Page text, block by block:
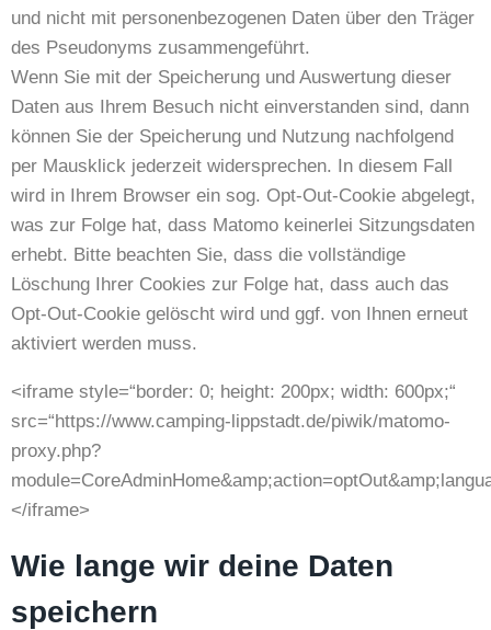
und nicht mit personenbezogenen Daten über den Träger
des Pseudonyms zusammengeführt.
Wenn Sie mit der Speicherung und Auswertung dieser
Daten aus Ihrem Besuch nicht einverstanden sind, dann
können Sie der Speicherung und Nutzung nachfolgend
per Mausklick jederzeit widersprechen. In diesem Fall
wird in Ihrem Browser ein sog. Opt-Out-Cookie abgelegt,
was zur Folge hat, dass Matomo keinerlei Sitzungsdaten
erhebt. Bitte beachten Sie, dass die vollständige
Löschung Ihrer Cookies zur Folge hat, dass auch das
Opt-Out-Cookie gelöscht wird und ggf. von Ihnen erneut
aktiviert werden muss.
<iframe style=“border: 0; height: 200px; width: 600px;“
src=“https://www.camping-lippstadt.de/piwik/matomo-
proxy.php?
</iframe>
Wie lange wir deine Daten
speichern